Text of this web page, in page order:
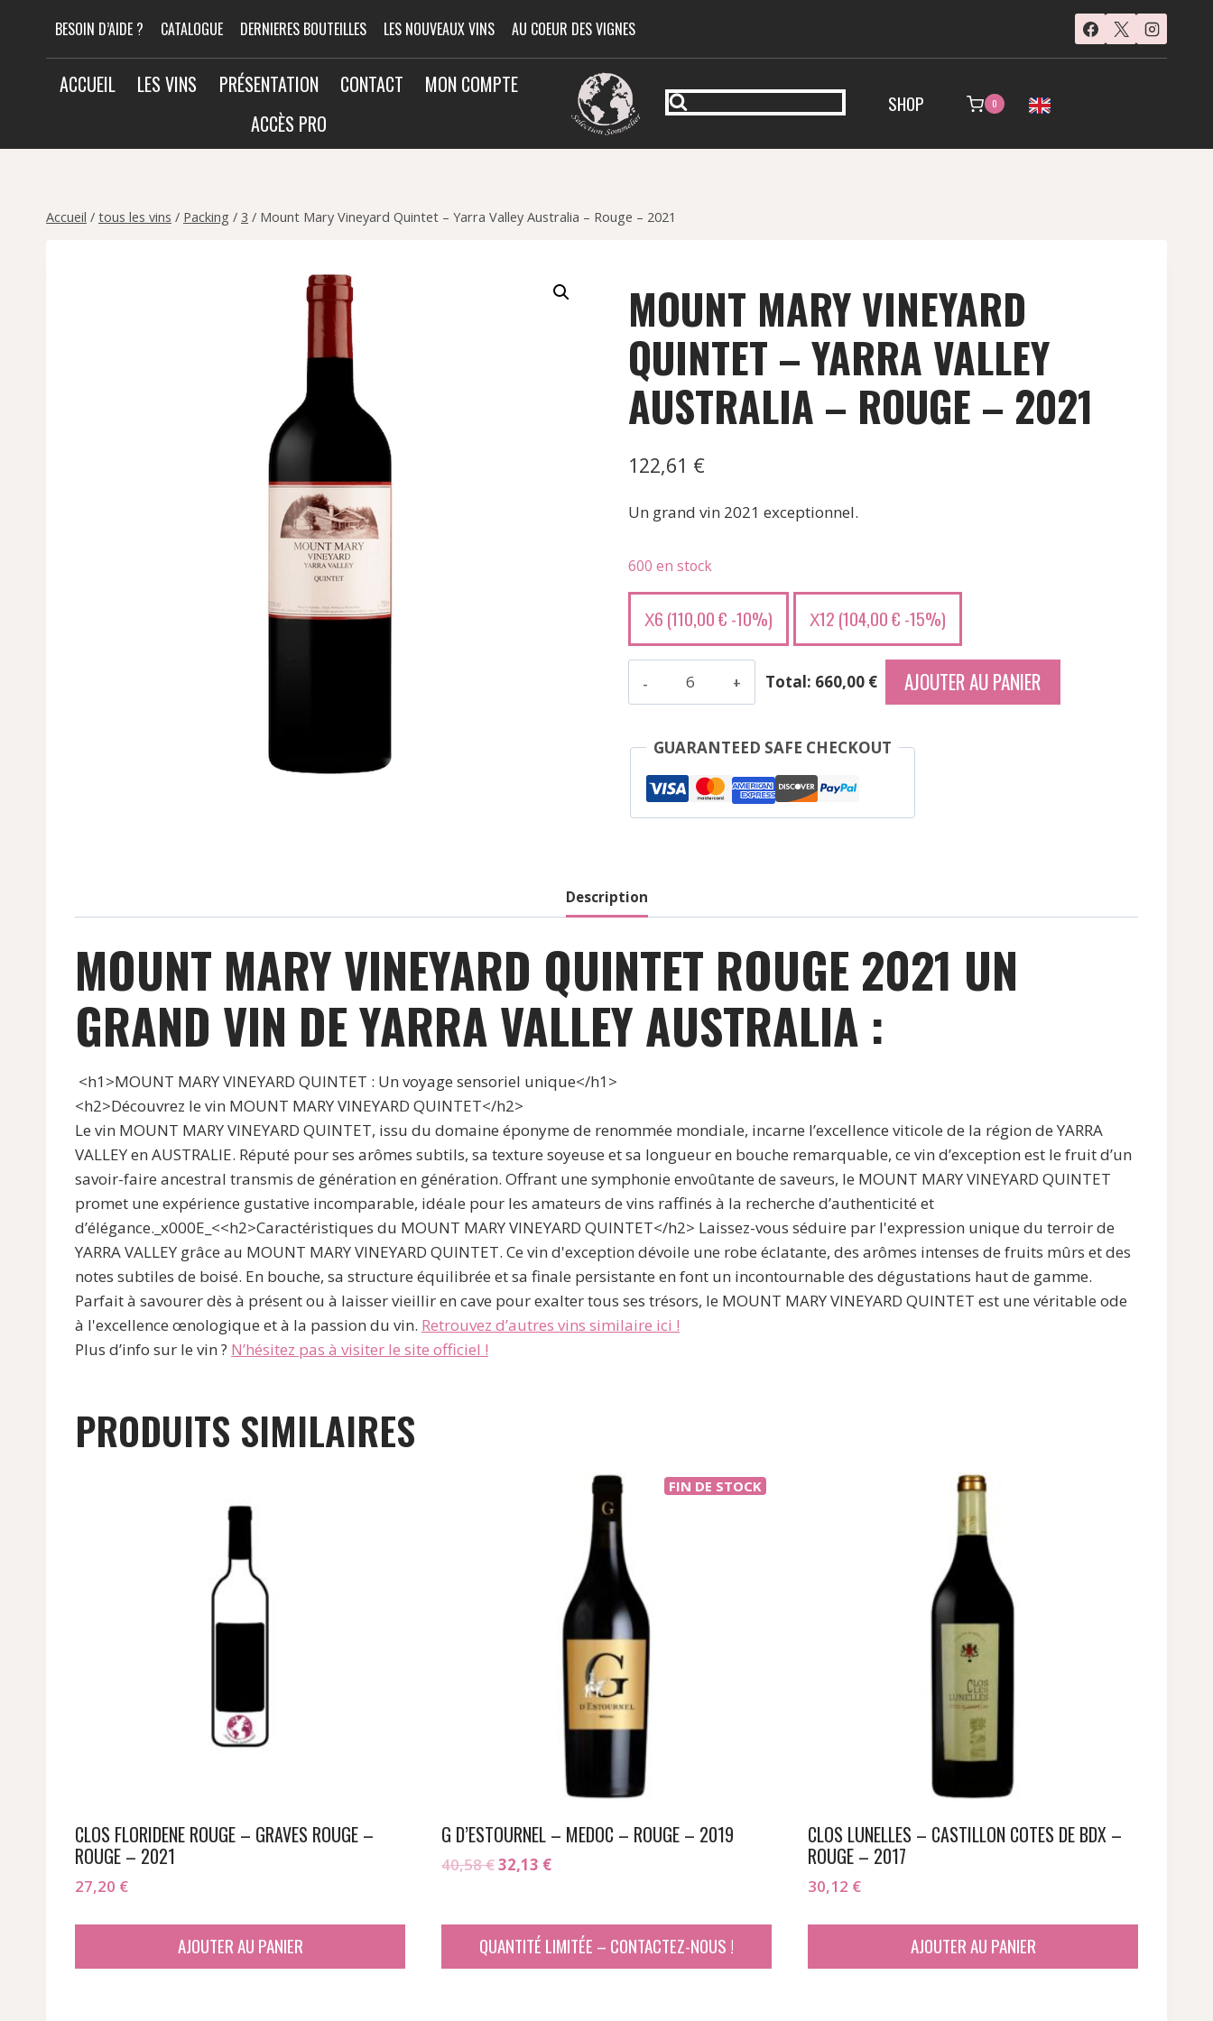
contenu
BESOIN D’AIDE ? CATALOGUE DERNIERES BOUTEILLES LES NOUVEAUX VINS AU COEUR DES VIGNES
ACCUEIL LES VINS PRÉSENTATION CONTACT
MON COMPTE
ACCÈS PRO
SHOP 0
Accueil / tous les vins / Packing / 3 / Mount Mary Vineyard Quintet – Yarra Valley Australia – Rouge – 2021
MOUNT MARY VINEYARD
QUINTET – YARRA VALLEY
AUSTRALIA – ROUGE – 2021
122,61 €
Un grand vin 2021 exceptionnel.
600 en stock
X6 (110,00€ -10%) X12 (104,00€ -15%)
Mary
Quintet
-
Australia
-
-
2021
Total: 660,00 € AJOUTER AU PANIER
GUARANTEED SAFE CHECKOUT
Description
MOUNT MARY VINEYARD QUINTET ROUGE 2021 UN
GRAND VIN DE YARRA VALLEY AUSTRALIA :
<h1>MOUNT MARY VINEYARD QUINTET : Un voyage sensoriel unique</h1>
<h2>Découvrez le vin MOUNT MARY VINEYARD QUINTET</h2>
Le vin MOUNT MARY VINEYARD QUINTET, issu du domaine éponyme de renommée mondiale, incarne l’excellence viticole de la région de YARRA
VALLEY en AUSTRALIE. Réputé pour ses arômes subtils, sa texture soyeuse et sa longueur en bouche remarquable, ce vin d’exception est le fruit d’un
savoir-faire ancestral transmis de génération en génération. Offrant une symphonie envoûtante de saveurs, le MOUNT MARY VINEYARD QUINTET
promet une expérience gustative incomparable, idéale pour les amateurs de vins raffinés à la recherche d’authenticité et
d’élégance._x000E_<<h2>Caractéristiques du MOUNT MARY VINEYARD QUINTET</h2> Laissez-vous séduire par l'expression unique du terroir de
YARRA VALLEY grâce au MOUNT MARY VINEYARD QUINTET. Ce vin d'exception dévoile une robe éclatante, des arômes intenses de fruits mûrs et des
notes subtiles de boisé. En bouche, sa structure équilibrée et sa finale persistante en font un incontournable des dégustations haut de gamme.
Parfait à savourer dès à présent ou à laisser vieillir en cave pour exalter tous ses trésors, le MOUNT MARY VINEYARD QUINTET est une véritable ode
à l'excellence œnologique et à la passion du vin. Retrouvez d’autres vins similaire ici !
Plus d’info sur le vin ? N’hésitez pas à visiter le site officiel !
PRODUITS SIMILAIRES
CLOS FLORIDENE ROUGE – GRAVES ROUGE –
ROUGE – 2021
27,20 €
AJOUTER AU PANIER
FIN DE STOCK
G D’ESTOURNEL – MEDOC – ROUGE – 2019
40,58€Le
était :
32,13 €Le
est :
QUANTITÉ LIMITÉE – CONTACTEZ-NOUS !
CLOS LUNELLES – CASTILLON COTES DE BDX –
ROUGE – 2017
30,12 €
AJOUTER AU PANIER